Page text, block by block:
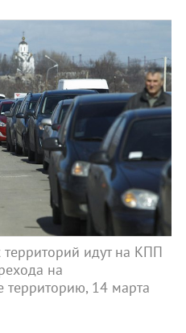
идут на КПП
на
территорию, 14 марта